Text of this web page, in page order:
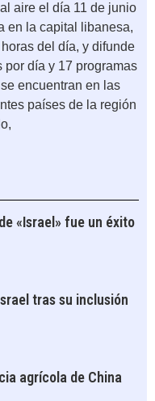
aire el día 11 de junio
en la capital libanesa,
del día, y difunde
día y 17 programas
encuentran en las
países de la región
«Israel» fue un éxito
tras su inclusión
agrícola de China